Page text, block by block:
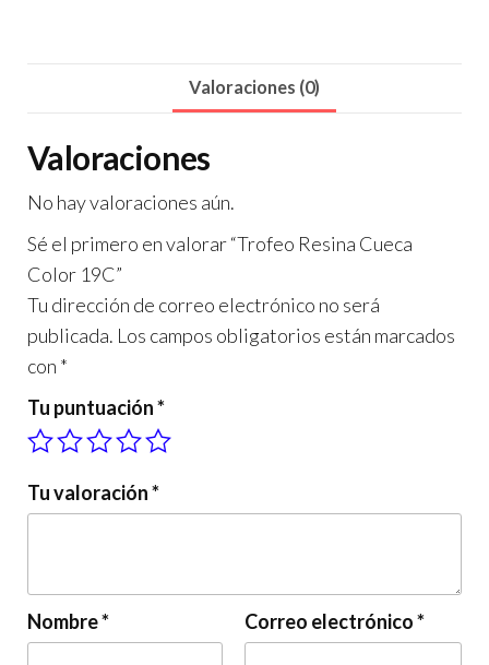
Valoraciones (0)
Valoraciones
No hay valoraciones aún.
Sé el primero en valorar “Trofeo Resina Cueca
Color 19C”
Tu dirección de correo electrónico no será
publicada. Los campos obligatorios están marcados
con *
Tu puntuación*
Tu valoración*
Nombre* Correo electrónico*